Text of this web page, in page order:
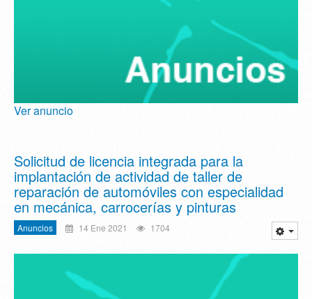
Ver anuncio
Solicitud de licencia integrada para la
implantación de actividad de taller de
reparación de automóviles con especialidad
en mecánica, carrocerías y pinturas
Anuncios 14 Ene 2021 1704